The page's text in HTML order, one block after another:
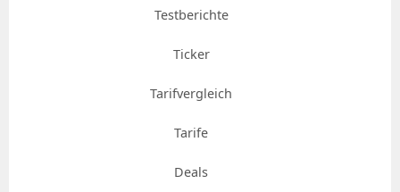
Testberichte
Ticker
Tarifvergleich
Tarife
Deals